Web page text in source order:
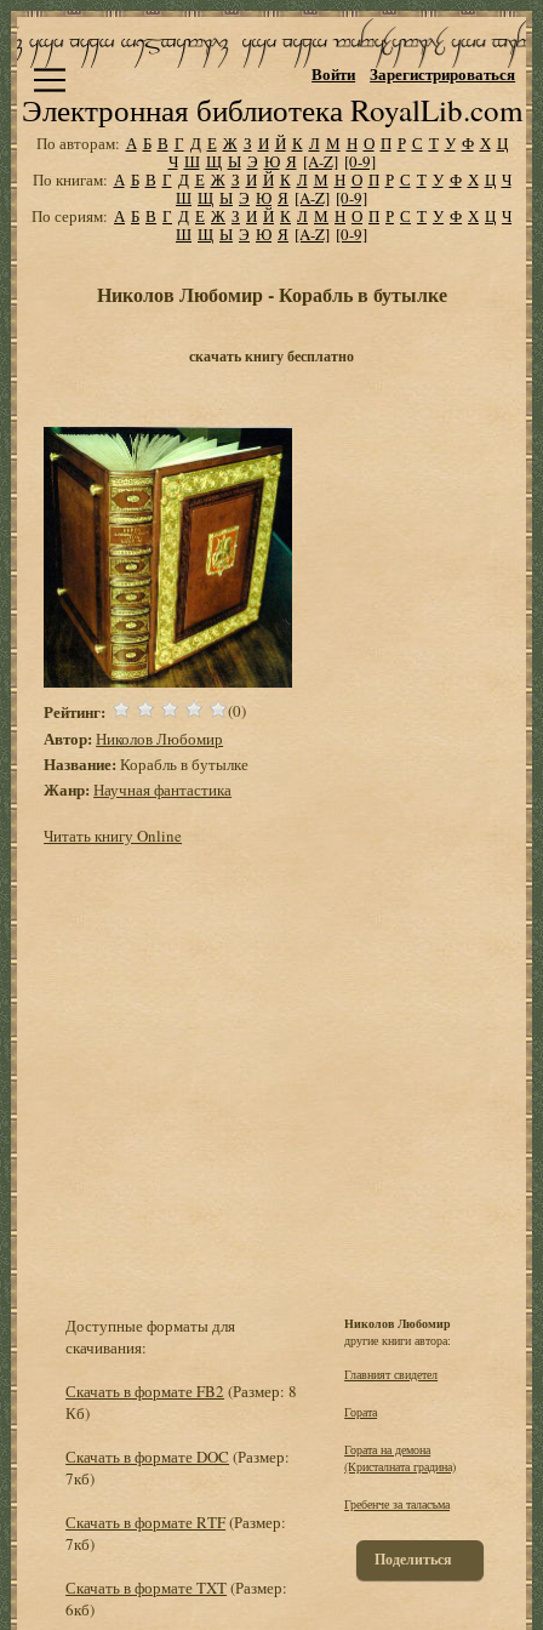
Электронная библиотека RoyalLib.com
Войти Зарегистрироваться
По авторам: А Б В Г Д Е Ж З И Й К Л М Н О П Р С Т У Ф Х Ц
Ч Ш Щ Ы Э Ю Я [A-Z] [0-9]
По книгам: А Б В Г Д Е Ж З И Й К Л М Н О П Р С Т У Ф Х Ц Ч
Ш Щ Ы Э Ю Я [A-Z] [0-9]
По сериям: А Б В Г Д Е Ж З И Й К Л М Н О П Р С Т У Ф Х Ц Ч
Ш Щ Ы Э Ю Я [A-Z] [0-9]
Николов Любомир - Корабль в бутылке
скачать книгу бесплатно
Рейтинг: (0)
Автор: Николов Любомир
Название: Корабль в бутылке
Жанр: Научная фантастика
Читать книгу Online
Доступные форматы для
скачивания:
Скачать в формате FB2 (Размер: 8
Кб)
Скачать в формате DOC (Размер:
7кб)
Скачать в формате RTF(Размер:
7кб)
Скачать в формате TXT(Размер:
6кб)
Николов Любомир
другие книги автора:
Главният свидетел
Гората
Гората на демона
(Кристалната градина)
Гребенче за таласъма
Поделиться